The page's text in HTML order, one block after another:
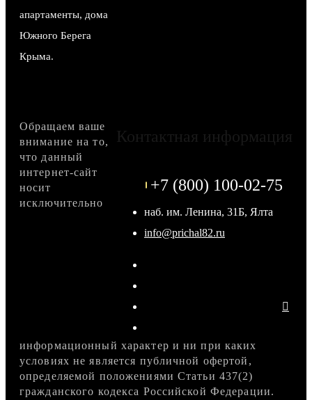
апартаменты, дома
Южного Берега
Крыма.
Контактная информация
+7 (800) 100-02-75
наб. им. Ленина, 31Б, Ялта
info@prichal82.ru
Обращаем ваше
внимание на то,
что данный
интернет-сайт
носит
исключительно
информационный характер и ни при каких
условиях не является публичной офертой,
определяемой положениями Статьи 437(2)
гражданского кодекса Российской Федерации.